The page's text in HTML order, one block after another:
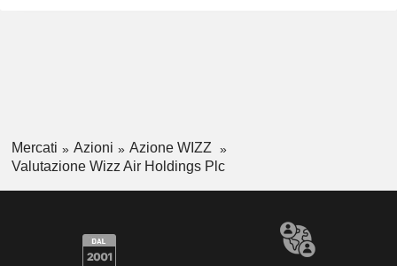
Mercati Azioni
Azione WIZZ
Valutazione Wizz Air Holdings Plc